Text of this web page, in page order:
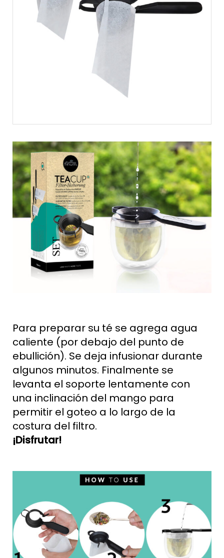
Para preparar su té se agrega agua
caliente (por debajo del punto de
ebullición). Se deja infusionar durante
algunos minutos. Finalmente se
levanta el soporte lentamente con
una inclinación del mango para
permitir el goteo a lo largo de la
costura del filtro.
¡Disfrutar!